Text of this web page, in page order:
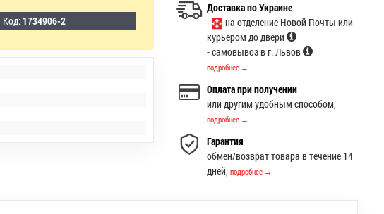
Код: 1734906-2
Доставка по Украине
-
на отделение Новой Почты или
курьером до двери
- самовывоз в г. Львов
подробнее →
Оплата при получении
или другим удобным способом,
подробнее →
Гарантия
обмен/возврат товара в течение 14
дней,подробнее →